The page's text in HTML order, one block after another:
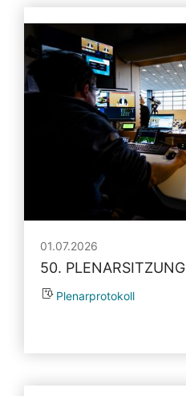
01.07.2026
50. PLENARSITZUNG
Plenarprotokoll